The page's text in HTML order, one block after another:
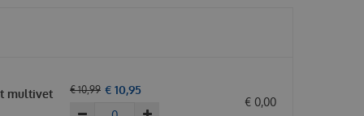
multivet
€ 10,99 € 10,95
€ 0,00